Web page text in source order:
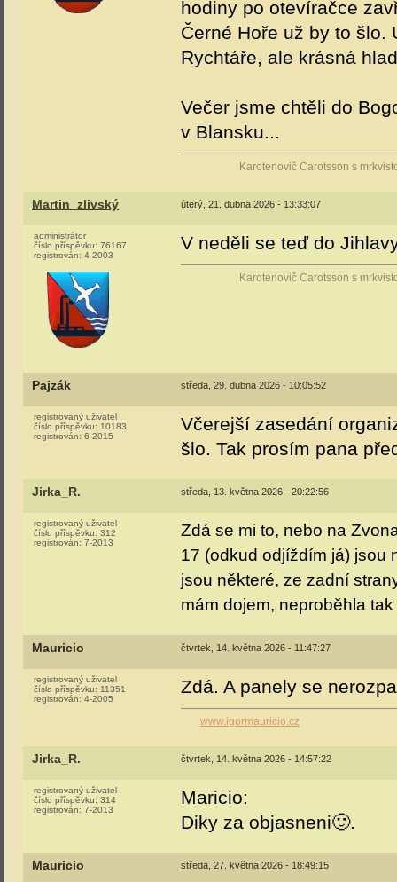
hodiny po otevíračce
Černé Hoře už by to šlo.
Rychtáře, ale krásná
Večer jsme chtěli do
v Blansku...
Karotenovič Carotsson s
Martin_zlivský úterý, 21. dubna 2026 - 13:33:07
administrátor
číslo příspěvku: 76167
registrován: 4-2003
V neděli se teď do
Karotenovič Carotsson s
Pajzák středa, 29. dubna 2026 - 10:05:52
registrovaný uživatel
číslo příspěvku: 10183
registrován: 6-2015
Včerejší zasedání
šlo. Tak prosím pana
Jirka_R. středa, 13. května 2026 - 20:22:56
registrovaný uživatel
číslo příspěvku: 312
registrován: 7-2013
Zdá se mi to, nebo na
17 (odkud odjíždím já) jsou
jsou některé, ze zadní
mám dojem, neproběhla
Mauricio čtvrtek, 14. května 2026 - 11:47:27
registrovaný uživatel
číslo příspěvku: 11351
registrován: 4-2005
Zdá. A panely se
www.igormauricio.cz
Jirka_R. čtvrtek, 14. května 2026 - 14:57:22
registrovaný uživatel
číslo příspěvku: 314
registrován: 7-2013
Maricio:
Diky za objasneni🙂.
Mauricio středa, 27. května 2026 - 18:49:15